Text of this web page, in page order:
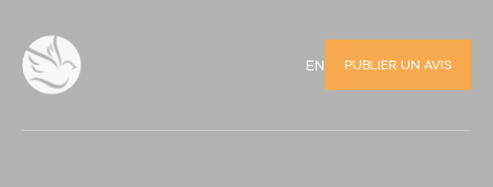
EN PUBLIER UN AVIS